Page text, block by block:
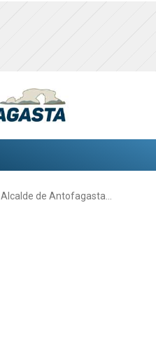
Alcalde de Antofagasta…